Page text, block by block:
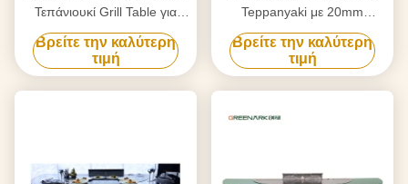
Τεπάνιουκί Grill Table για
καθαρισμό Προσαρμοσμένο
στις απαιτήσεις σας
Βρείτε την καλύτερη
τιμή
Teppanyaki με 20mm
τροφικό επίπεδο κράμα
χάλυβα countertop & έξυπνη
θέρμανση
Βρείτε την καλύτερη
τιμή